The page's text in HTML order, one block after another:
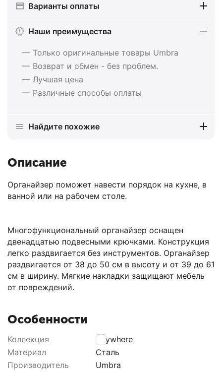
Варианты оплаты
Наши преимущества
— Только оригинальные товары Umbra
— Возврат и обмен - без проблем.
— Лучшая цена
— Различные способы оплаты
Найдите похожие
Описание
Органайзер поможет навести порядок на кухне, в
ванной или на рабочем столе.
Многофункциональный органайзер оснащен
двенадцатью подвесными крючками. Конструкция
легко раздвигается без инструментов. Органайзер
раздвигается от 38 до 50 см в высоту и от 39 до 61
см в ширину. Мягкие накладки защищают мебель
от повреждений.
Особенности
Коллекция
Anywhere
Материал
Сталь
Производитель
Umbra